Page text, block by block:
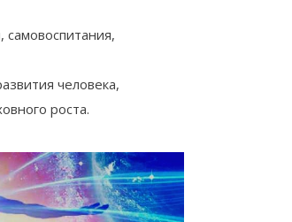
самовоспитания,
человека,
роста.